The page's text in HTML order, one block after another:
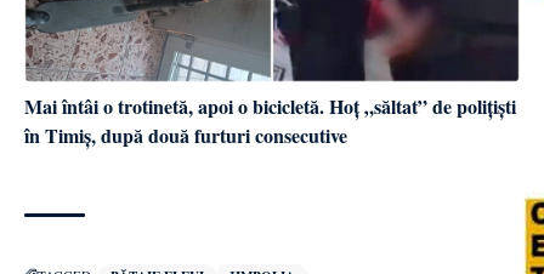
Mai întâi o trotinetă, apoi o bicicletă. Hoț „săltat” de polițiști
în Timiș, după două furturi consecutive